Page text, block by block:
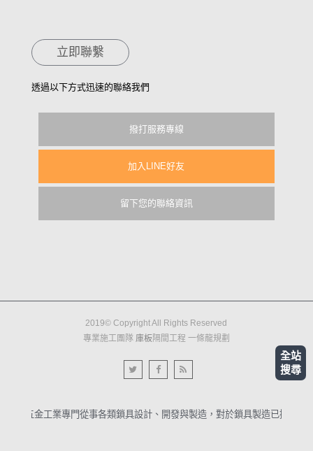
全站
搜尋
立即聯繫
透過以下方式迅速的聯絡我們
撥打服務專線
加入LINE好友
留下您的聯絡資訊
2019© Copyright All Rights Reserved
專業施工團隊 庫板隔間工程 一條龍規劃
銘泰五金工業專門從事各類鎖具設計、開發與製造，對於鎖具製造已擁有